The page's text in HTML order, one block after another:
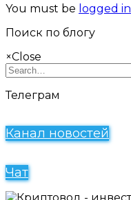
You must be logged in
Поиск по блогу
×Close
Телеграм
Канал новостей
Чат